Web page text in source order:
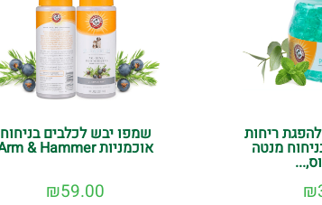
להפגת ריחות
מנטה
₪
שמפו יבש לכלבים בניחוח
אוכמניות Arm & Hammer
₪59.00